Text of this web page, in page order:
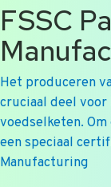
FSSC
Het produceren
cruciaal deel
voedselketen.
een speciaal
Manufacturing